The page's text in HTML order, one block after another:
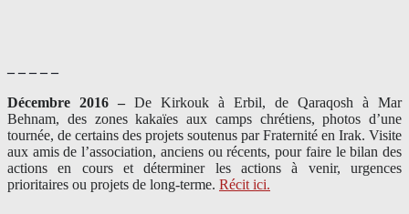
– – – – –
Décembre 2016 – De Kirkouk à Erbil, de Qaraqosh à Mar
Behnam, des zones kakaïes aux camps chrétiens, photos d’une
tournée, de certains des projets soutenus par Fraternité en Irak. Visite
aux amis de l’association, anciens ou récents, pour faire le bilan des
actions en cours et déterminer les actions à venir, urgences
prioritaires ou projets de long-terme. Récit ici.